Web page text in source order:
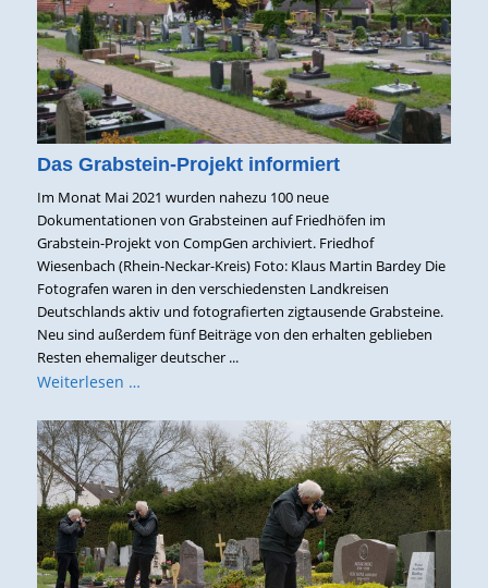
Das Grabstein-Projekt informiert
Im Monat Mai 2021 wurden nahezu 100 neue
Dokumentationen von Grabsteinen auf Friedhöfen im
Grabstein-Projekt von CompGen archiviert. Friedhof
Wiesenbach (Rhein-Neckar-Kreis) Foto: Klaus Martin Bardey Die
Fotografen waren in den verschiedensten Landkreisen
Deutschlands aktiv und fotografierten zigtausende Grabsteine.
Neu sind außerdem fünf Beiträge von den erhalten geblieben
Resten ehemaliger deutscher ...
Weiterlesen …